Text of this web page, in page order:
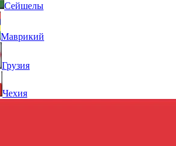
Сейшелы
Маврикий
Грузия
Чехия